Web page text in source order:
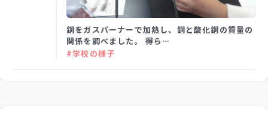
利用規約・免責事項 個人情報保護方針
SNS運用ポリシー 学校いじめ防止基本方針
銅をガスバーナーで加熱し、銅と酸化銅の質量の
関係を調べました。 得ら…
#学校の様子